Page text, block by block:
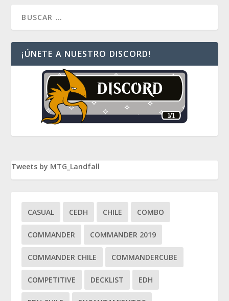
¡ÚNETE A NUESTRO DISCORD!
Tweets by MTG_Landfall
CASUAL CEDH CHILE COMBO
COMMANDER COMMANDER 2019
COMMANDER CHILE COMMANDERCUBE
COMPETITIVE DECKLIST EDH